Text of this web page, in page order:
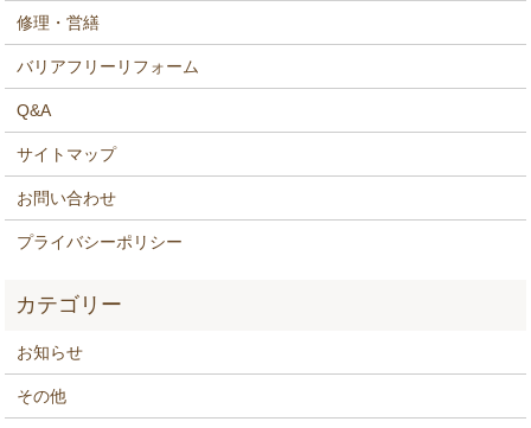
修理・営繕
バリアフリーリフォーム
Q&A
サイトマップ
お問い合わせ
プライバシーポリシー
お知らせ
その他